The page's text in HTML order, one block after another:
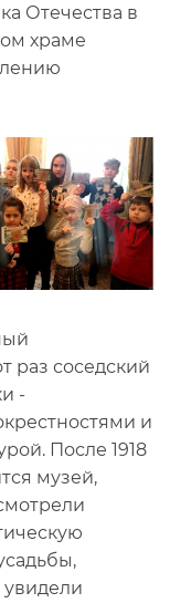
Отечества в
храме
раз соседский
-
и
После 1918
музей,